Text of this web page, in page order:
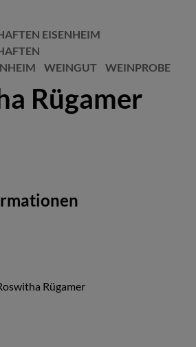
EISENHEIM
WEINGUT WEINPROBE
Rügamer
Rügamer